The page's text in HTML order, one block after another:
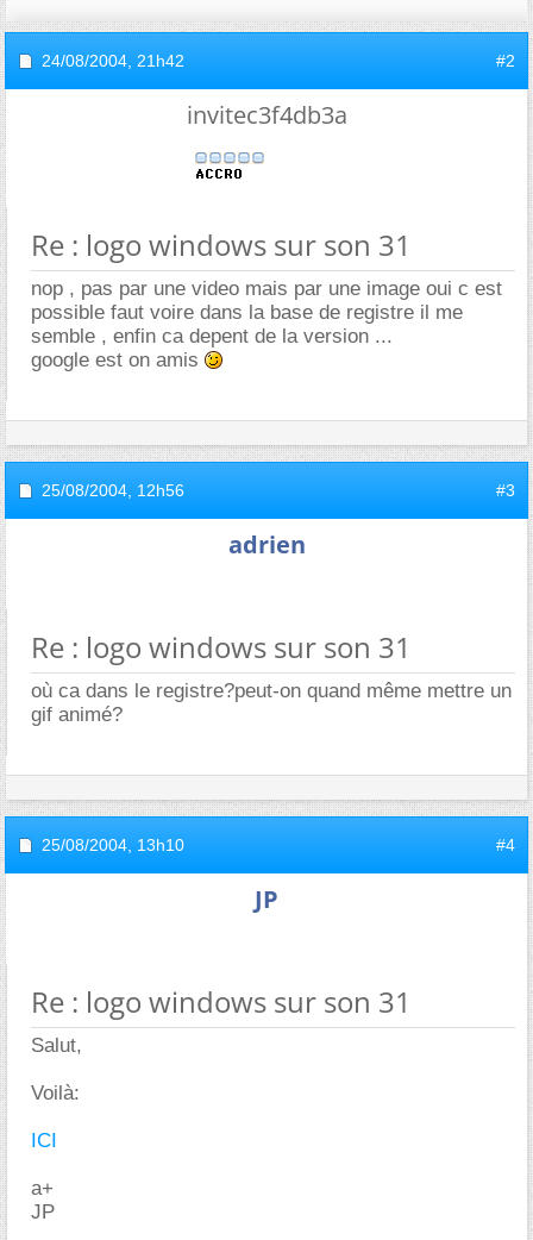
24/08/2004, 21h42 #2
invitec3f4db3a
Re : logo windows sur son 31
nop , pas par une video mais par une image oui c est
possible faut voire dans la base de registre il me
semble , enfin ca depent de la version ...
google est on amis
25/08/2004, 12h56 #3
adrien
Re : logo windows sur son 31
où ca dans le registre?peut-on quand même mettre un
gif animé?
25/08/2004, 13h10 #4
JP
Re : logo windows sur son 31
Salut,
Voilà:
ICI
a+
JP